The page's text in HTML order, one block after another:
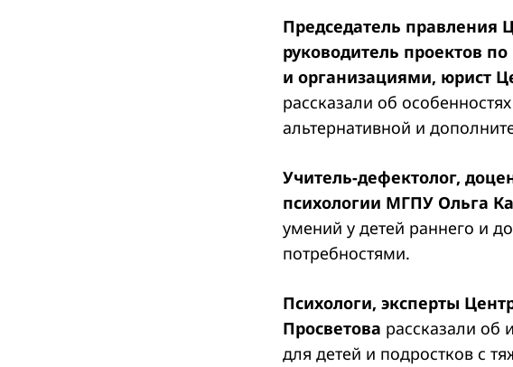
Председатель правления
руководитель проектов
и организациями, юрист
рассказали об
альтернативной и
Учитель-дефектолог,
психологии МГПУ Ольга
умений у детей раннего и
потребностями.
Психологи, эксперты
Просветова рассказали об
для детей и подростков с